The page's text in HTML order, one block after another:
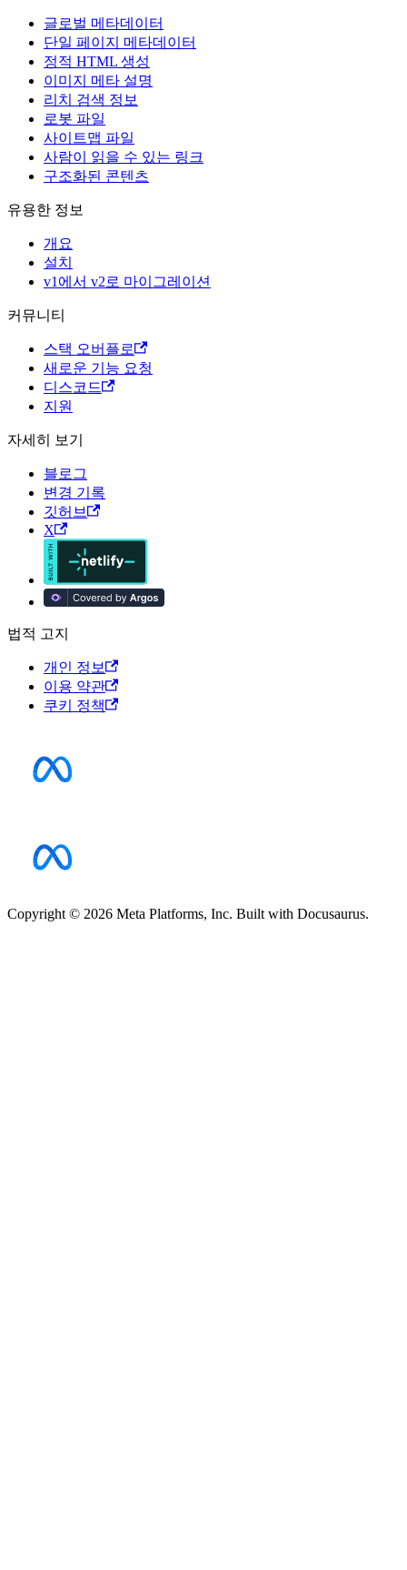
글로벌 메타데이터
단일 페이지 메타데이터
정적 HTML 생성
이미지 메타 설명
리치 검색 정보
로봇 파일
사이트맵 파일
사람이 읽을 수 있는 링크
구조화된 콘텐츠
유용한 정보
개요
설치
v1에서 v2로 마이그레이션
커뮤니티
스택 오버플로
새로운 기능 요청
디스코드
지원
자세히 보기
블로그
변경 기록
깃허브
X
법적 고지
개인 정보
이용 약관
쿠키 정책
Copyright © 2026 Meta Platforms, Inc. Built with Docusaurus.